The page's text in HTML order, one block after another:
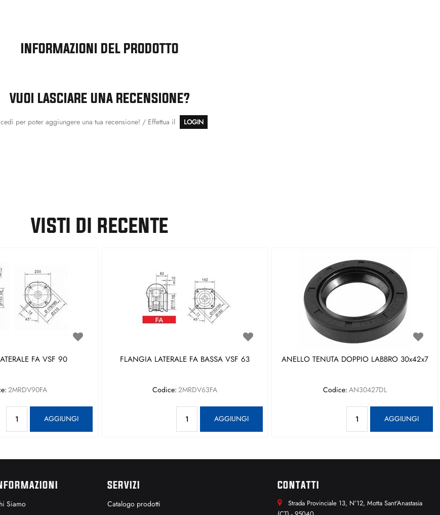
INFORMAZIONI DEL PRODOTTO
VUOI LASCIARE UNA RECENSIONE?
per poter aggiungere una tua recensione! / Effettua il LOGIN
VISTI DI RECENTE
FA VSF 90
2MRDV90FA
AGGIUNGI
FLANGIA LATERALE FA BASSA VSF 63
Codice: 2MRDV63FA
AGGIUNGI
ANELLO TENUTA DOPPIO LABBRO 30x42x7
Codice: AN30427DL
AGGIUNGI
Siamo
SERVIZI
Catalogo prodotti
CONTATTI
Strada Provinciale 13, N°12, Motta Sant'Anastasia